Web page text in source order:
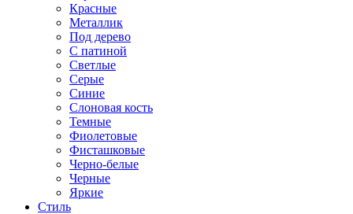
Красные
Металлик
Под дерево
С патиной
Светлые
Серые
Синие
Слоновая кость
Темные
Фиолетовые
Фисташковые
Черно-белые
Черные
Яркие
Стиль